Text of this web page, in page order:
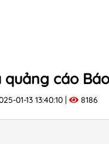
quảng cáo
01-13 13:40:10 8186